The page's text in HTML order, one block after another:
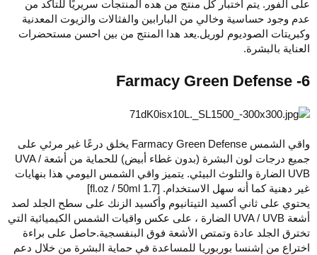
على الفور. يتم اختبار كل منتج من هده المنتجات سريريًا للتأكد من
عدم وجود حساسية وخالي من البارابين والفثالات والزيوت المعدنية
وكبريتات الصوديوم لوريل.يعد هدا المنتج من بين احسن مستحضرات
العناية بالبشرة.
6- Farmacy Green Defense
واقي الشمس Farmacy Green Defense يخلق درعًا غير مرئي على
جميع درجات لون البشرة (بدون غطاء أبيض) للحماية من أشعة UVA /
UVB الضارة والتلوث البيئي. يتميز واقي الشمس اليومي هذا بنهايات
غير دهنية كما أنه سهل الاستخدام. [1.7 fl.oz / 50ml]
يحتوي على ثاني أكسيد التيتانيوم وأكسيد الزنك على سطح الجلد لصد
أشعة UVA / UVB الضارة ، على عكس واقيات الشمس الكيميائية التي
تخترق الجلد عادة وتمتص الأشعة فوق البنفسجية.حاصل على براءة
اختراع من إشنسا بوربوريا للمساعدة في حماية البشرة من خلال دعم